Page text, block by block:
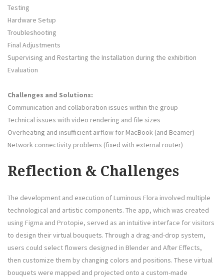
Testing
Hardware Setup
Troubleshooting
Final Adjustments
Supervising and Restarting the Installation during the exhibition
Evaluation
Challenges and Solutions:
Communication and collaboration issues within the group
Technical issues with video rendering and file sizes
Overheating and insufficient airflow for MacBook (and Beamer)
Network connectivity problems (fixed with external router)
Reflection & Challenges
The development and execution of Luminous Flora involved multiple
technological and artistic components. The app, which was created
using Figma and Protopie, served as an intuitive interface for visitors
to design their virtual bouquets. Through a drag-and-drop system,
users could select flowers designed in Blender and After Effects,
then customize them by changing colors and positions. These virtual
bouquets were mapped and projected onto a custom-made